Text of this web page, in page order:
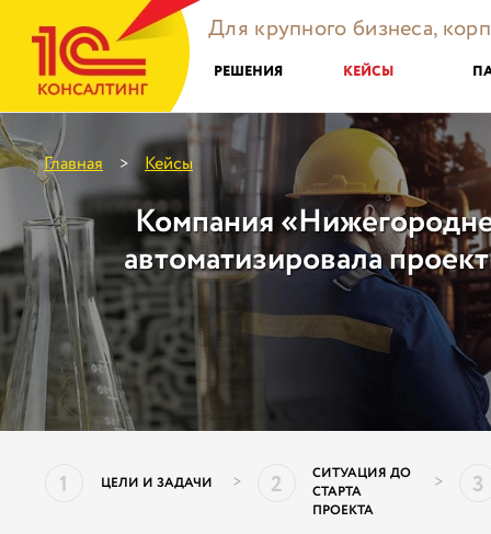
Для крупного бизнеса,
РЕШЕНИЯ КЕЙСЫ
Главная > Кейсы
Компания
автоматизировала
1 ЦЕЛИ И ЗАДАЧИ > 2
СИТУАЦИЯ ДО
СТАРТА
ПРОЕКТА
> 3